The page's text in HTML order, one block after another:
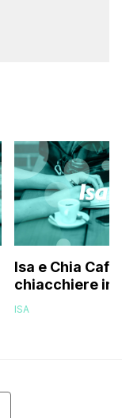
Isa e Chia
chiacchiere in
ISA